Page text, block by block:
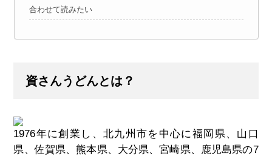
合わせて読みたい
資さんうどんとは？
1976年に創業し、北九州市を中心に福岡県、山口
県、佐賀県、熊本県、大分県、宮崎県、鹿児島県の7